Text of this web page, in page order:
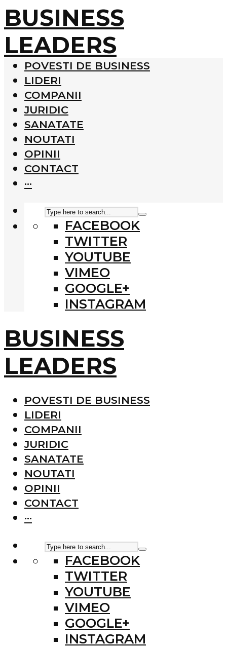
BUSINESS
LEADERS
POVESTI DE BUSINESS
LIDERI
COMPANII
JURIDIC
SANATATE
NOUTATI
OPINII
CONTACT
···
FACEBOOK
TWITTER
YOUTUBE
VIMEO
GOOGLE+
INSTAGRAM
BUSINESS
LEADERS
POVESTI DE BUSINESS
LIDERI
COMPANII
JURIDIC
SANATATE
NOUTATI
OPINII
CONTACT
···
FACEBOOK
TWITTER
YOUTUBE
VIMEO
GOOGLE+
INSTAGRAM